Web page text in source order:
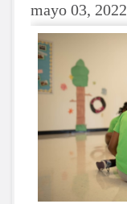
mayo 03, 2022